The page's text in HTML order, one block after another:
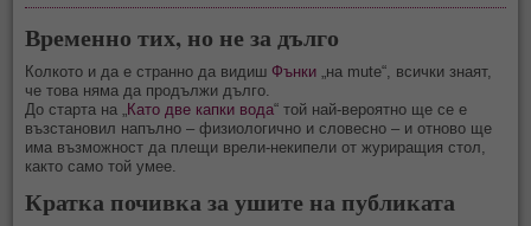
Временно тих, но не за дълго
Колкото и да е странно да видиш Фънки „на mute“, всички знаят,
че това няма да продължи дълго.
До старта на „Като две капки вода“ той най-вероятно ще се е
възстановил напълно – физиологично и словесно – и отново ще
има възможност да плещи врели-некипели от журиращия стол,
както само той умее.
Кратка почивка за ушите на публиката